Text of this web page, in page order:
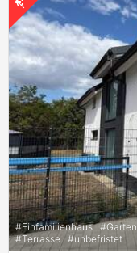
#Einfamilienhaus #Garten
#Terrasse #unbefristet